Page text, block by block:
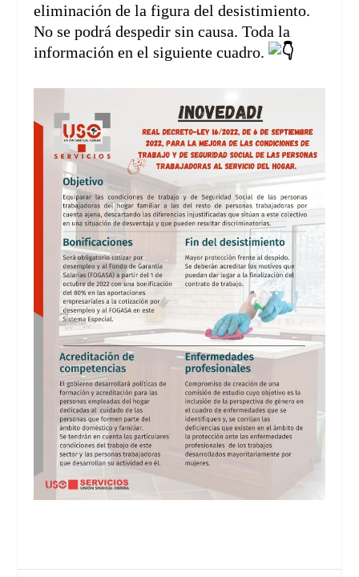
eliminación de la figura del desistimiento.
No se podrá despedir sin causa. Toda la
información en el siguiente cuadro.